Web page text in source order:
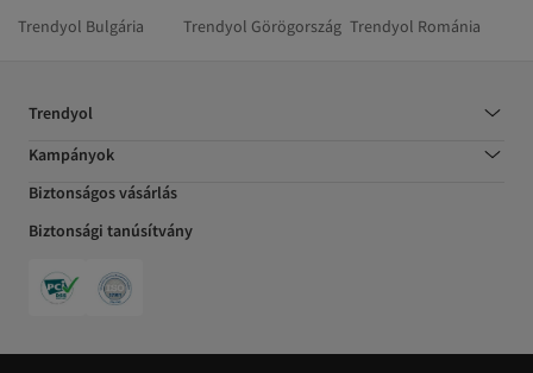
Trendyol Bulgária
Trendyol Görögország Trendyol Románia
Trendyol
Kampányok
Biztonságos vásárlás
Biztonsági tanúsítvány